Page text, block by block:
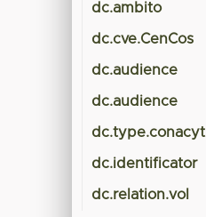
dc.ambito
dc.cve.CenCos
dc.audience
dc.audience
dc.type.conacyt
dc.identificator
dc.relation.vol